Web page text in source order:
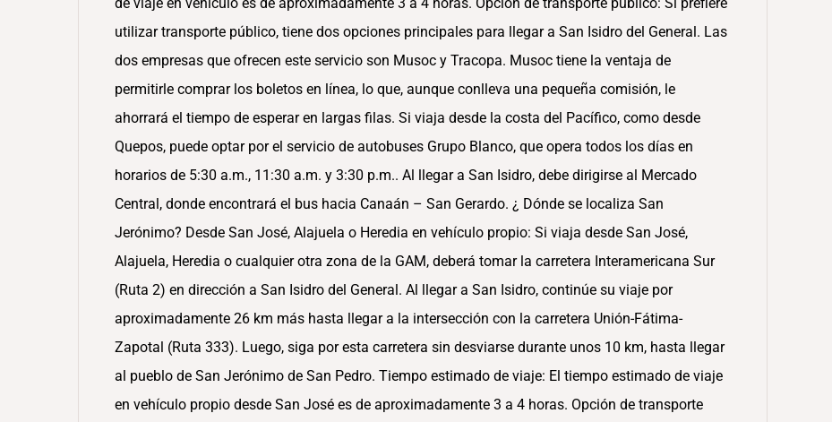
utilizar transporte público, tiene dos opciones principales para llegar a San Isidro del General. Las
dos empresas que ofrecen este servicio son Musoc y Tracopa. Musoc tiene la ventaja de
permitirle comprar los boletos en línea, lo que, aunque conlleva una pequeña comisión, le
ahorrará el tiempo de esperar en largas filas. Si viaja desde la costa del Pacífico, como desde
Quepos, puede optar por el servicio de autobuses Grupo Blanco, que opera todos los días en
horarios de 5:30 a.m., 11:30 a.m. y 3:30 p.m.. Al llegar a San Isidro, debe dirigirse al Mercado
Central, donde encontrará el bus hacia Canaán – San Gerardo. ¿ Dónde se localiza San
Jerónimo? Desde San José, Alajuela o Heredia en vehículo propio: Si viaja desde San José,
Alajuela, Heredia o cualquier otra zona de la GAM, deberá tomar la carretera Interamericana Sur
(Ruta 2) en dirección a San Isidro del General. Al llegar a San Isidro, continúe su viaje por
aproximadamente 26 km más hasta llegar a la intersección con la carretera Unión-Fátima-
Zapotal (Ruta 333). Luego, siga por esta carretera sin desviarse durante unos 10 km, hasta llegar
al pueblo de San Jerónimo de San Pedro. Tiempo estimado de viaje: El tiempo estimado de viaje
en vehículo propio desde San José es de aproximadamente 3 a 4 horas. Opción de transporte